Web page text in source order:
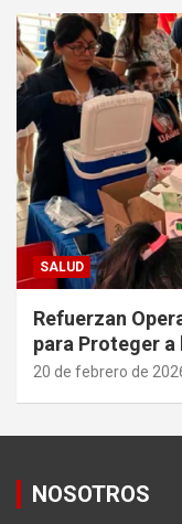
SALUD
Refuerzan
para Proteger
20 de febrero de
NOSOTROS